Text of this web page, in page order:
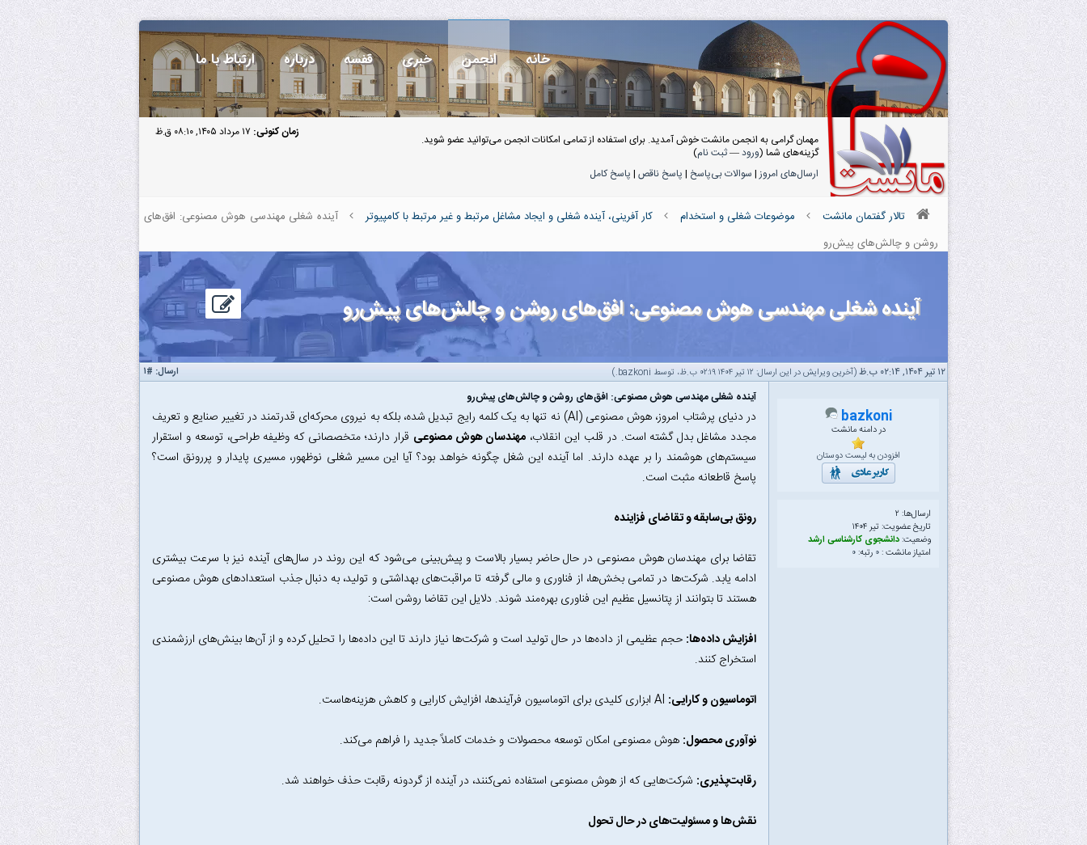
خانه انجمن خبری قفسه درباره ارتباط با ما
زمان کنونی: ۱۷ مرداد ۱۴۰۵, ۰۸:۱۰ ق.ظ
مهمان گرامی به انجمن مانشت خوش آمدید. برای استفاده از تمامی امکانات انجمن می‌توانید عضو شوید.
گزینه‌های شما (ورود—ثبت نام)
ارسال‌های امروز| سوالات بی‌پاسخ | پاسخ ناقص | پاسخ کامل
تالار گفتمان مانشت موضوعات شغلی و استخدام کار آفرینی، آینده شغلی و ایجاد مشاغل مرتبط و غیر مرتبط با کامپیوتر
آینده شغلی مهندسی هوش مصنوعی: افق‌های
روشن و چالش‌های پیش‌رو
آینده شغلی مهندسی هوش مصنوعی: افق‌های روشن و چالش‌های پیش‌رو
ارسال: #۱ ۱۲ تیر ۱۴۰۴, ۰۲:۱۴ ب.ظ (آخرین ویرایش در این ارسال: ۱۲ تیر ۱۴۰۴ ۰۲:۱۹ ب.ظ، توسط bazkoni
.)
bazkoni
در دامنه مانشت
افزودن به لیست دوستان
ارسال‌ها: ۲
تاریخ عضویت: تیر ۱۴۰۴
وضعیت:دانشجوی کارشناسی ارشد
امتیاز مانشت :۰ رتبه:۰
آینده شغلی مهندسی هوش مصنوعی: افق‌های روشن و چالش‌های پیش‌رو
در دنیای پرشتاب امروز، هوش مصنوعی (AI) نه تنها به یک کلمه رایج تبدیل شده، بلکه به نیروی محرکه‌ای قدرتمند در تغییر صنایع و تعریف
مجدد مشاغل بدل گشته است. در قلب این انقلاب، مهندسان هوش مصنوعی قرار دارند؛ متخصصانی که وظیفه طراحی، توسعه و استقرار
سیستم‌های هوشمند را بر عهده دارند. اما آینده این شغل چگونه خواهد بود؟ آیا این مسیر شغلی نوظهور، مسیری پایدار و پررونق است؟
پاسخ قاطعانه مثبت است.
رونق بی‌سابقه و تقاضای فزاینده
تقاضا برای مهندسان هوش مصنوعی در حال حاضر بسیار بالاست و پیش‌بینی می‌شود که این روند در سال‌های آینده نیز با سرعت بیشتری
ادامه یابد. شرکت‌ها در تمامی بخش‌ها، از فناوری و مالی گرفته تا مراقبت‌های بهداشتی و تولید، به دنبال جذب استعدادهای هوش مصنوعی
هستند تا بتوانند از پتانسیل عظیم این فناوری بهره‌مند شوند. دلایل این تقاضا روشن است:
افزایش داده‌ها: حجم عظیمی از داده‌ها در حال تولید است و شرکت‌ها نیاز دارند تا این داده‌ها را تحلیل کرده و از آن‌ها بینش‌های ارزشمندی
استخراج کنند.
اتوماسیون و کارایی:
نوآوری محصول: هوش مصنوعی امکان توسعه محصولات و خدمات کاملاً جدید را فراهم می‌کند.
رقابت‌پذیری: شرکت‌هایی که از هوش مصنوعی استفاده نمی‌کنند، در آینده از گردونه رقابت حذف خواهند شد.
نقش‌ها و مسئولیت‌های در حال تحول